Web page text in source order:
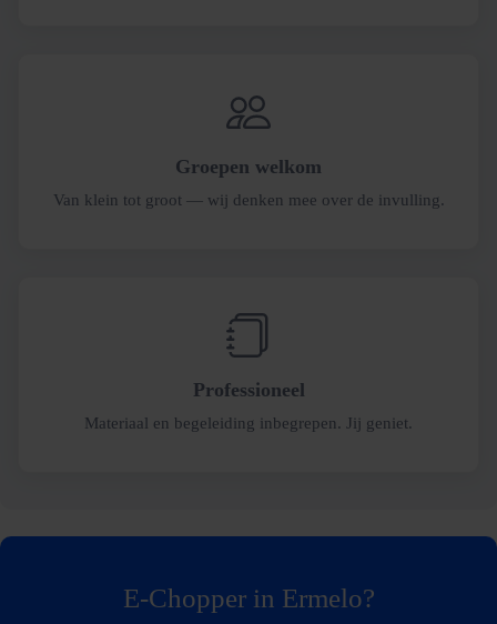
Groepen welkom
Van klein tot groot — wij denken mee over de invulling.
Professioneel
Materiaal en begeleiding inbegrepen. Jij geniet.
E-Chopper in Ermelo?